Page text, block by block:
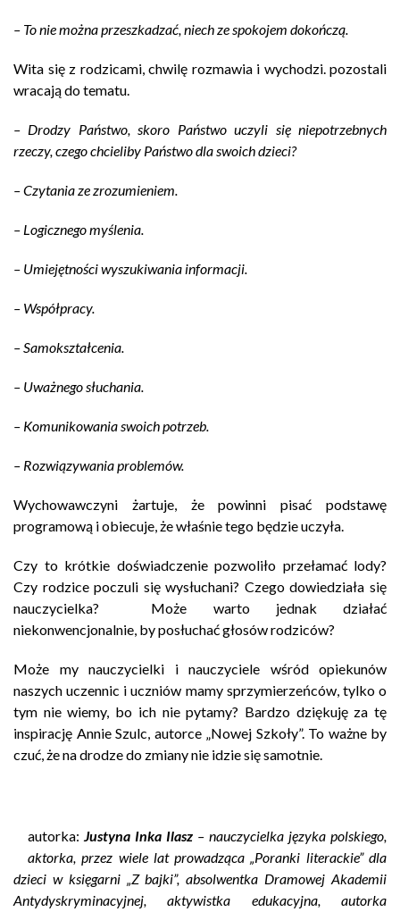
– To nie można przeszkadzać, niech ze spokojem dokończą.
Wita się z rodzicami, chwilę rozmawia i wychodzi. pozostali
wracają do tematu.
– Drodzy Państwo, skoro Państwo uczyli się niepotrzebnych
rzeczy, czego chcieliby Państwo dla swoich dzieci?
– Czytania ze zrozumieniem.
– Logicznego myślenia.
– Umiejętności wyszukiwania informacji.
– Współpracy.
– Samokształcenia.
– Uważnego słuchania.
– Komunikowania swoich potrzeb.
– Rozwiązywania problemów.
Wychowawczyni żartuje, że powinni pisać podstawę
programową i obiecuje, że właśnie tego będzie uczyła.
Czy to krótkie doświadczenie pozwoliło przełamać lody?
Czy rodzice poczuli się wysłuchani? Czego dowiedziała się
nauczycielka? Może warto jednak działać
niekonwencjonalnie, by posłuchać głosów rodziców?
Może my nauczycielki i nauczyciele wśród opiekunów
naszych uczennic i uczniów mamy sprzymierzeńców, tylko o
tym nie wiemy, bo ich nie pytamy? Bardzo dziękuję za tę
inspirację Annie Szulc, autorce „Nowej Szkoły”. To ważne by
czuć, że na drodze do zmiany nie idzie się samotnie.
autorka: Justyna Inka Ilasz – nauczycielka języka polskiego,
aktorka, przez wiele lat prowadząca „Poranki literackie” dla
dzieci w księgarni „Z bajki”, absolwentka Dramowej Akademii
Antydyskryminacyjnej, aktywistka edukacyjna, autorka